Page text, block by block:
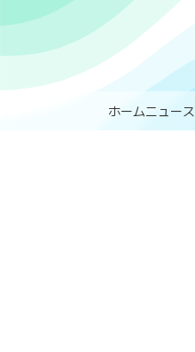
ホームニュース